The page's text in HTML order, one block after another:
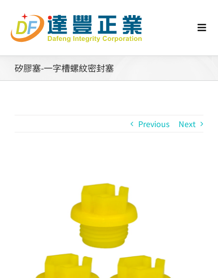
content
認識矽膠
選購指南
矽膠塞-一字槽螺紋密封塞
Previous Next